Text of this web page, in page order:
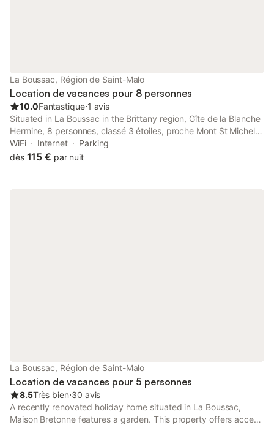
La Boussac, Région de Saint-Malo
Location de vacances pour 8 personnes
10.0Fantastique⋅1 avis
Situated in La Boussac in the Brittany region, Gîte de la Blanche
Hermine, 8 personnes, classé 3 étoiles, proche Mont St Michel
features accommodation with free WiFi and free private
parking.
WiFi Internet
Parking
dès 115 € par nuit
La Boussac, Région de Saint-Malo
Location de vacances pour 5 personnes
8.5Très bien⋅30 avis
A recently renovated holiday home situated in La Boussac,
Maison Bretonne features a garden. This property offers access